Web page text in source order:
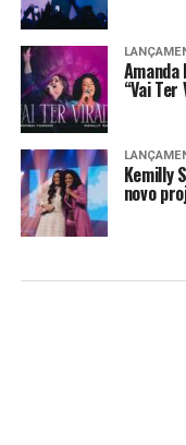
“Vai Ter
Kemilly
novo